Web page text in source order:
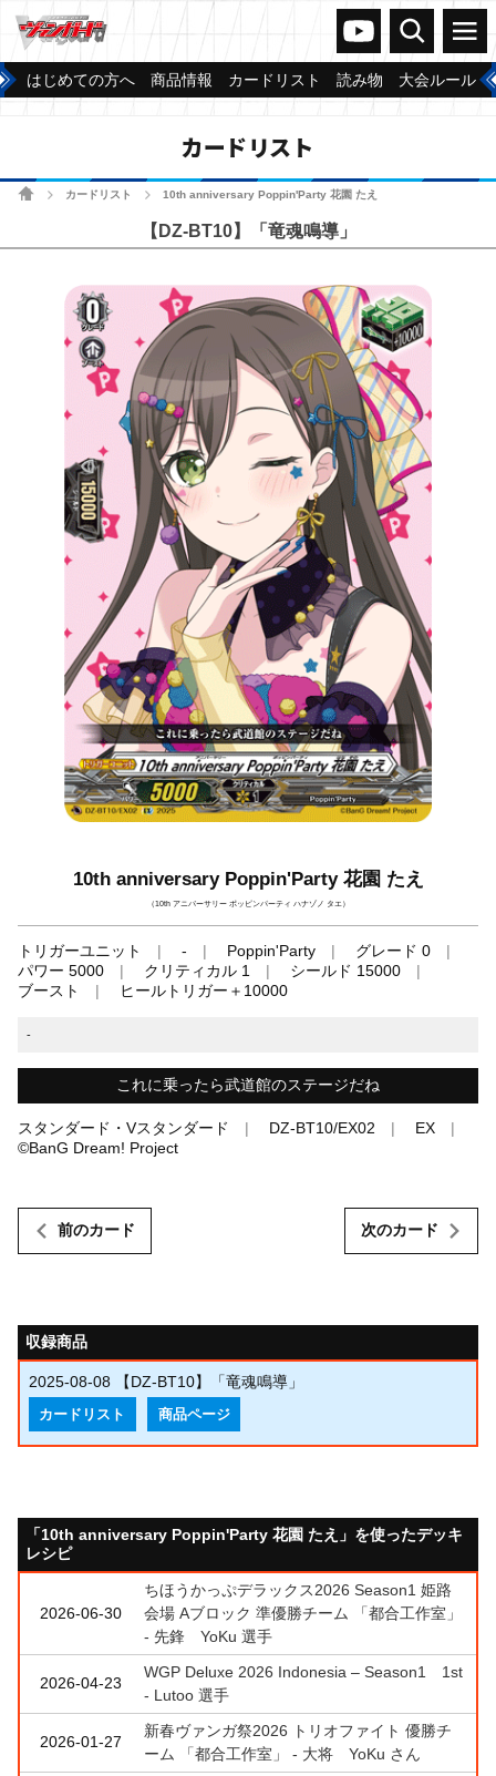
ヴァンガードch
検索 メニュー
はじめての方へ 商品情報 カードリスト 読み物 大会ルール
カードリスト
ホームカードリスト 10th anniversary Poppin'Party 花園 たえ
【DZ-BT10】「竜魂鳴導」
10th anniversary Poppin'Party 花園 たえ
（10th アニバーサリー ポッピンパーティ ハナゾノ タエ）
トリガーユニット - Poppin'Party
グレード 0
パワー 5000
クリティカル 1
シールド 15000
ブースト
ヒールトリガー＋10000
-
これに乗ったら武道館のステージだね
スタンダード・Vスタンダード DZ-BT10/EX02
EX
©BanG Dream! Project
前のカード 次のカード
収録商品
2025-08-08 【DZ-BT10】「竜魂鳴導」
カードリスト 商品ページ
「10th anniversary Poppin'Party 花園 たえ」を使ったデッキ
レシピ
2026-06-30
ちほうかっぷデラックス2026 Season1 姫路
会場 Aブロック 準優勝チーム 「都合工作室」
- 先鋒 YoKu 選手
2026-04-23
WGP Deluxe 2026 Indonesia – Season1 1st
- Lutoo 選手
2026-01-27
新春ヴァンガ祭2026 トリオファイト 優勝チ
ーム 「都合工作室」 - 大将 YoKu さん